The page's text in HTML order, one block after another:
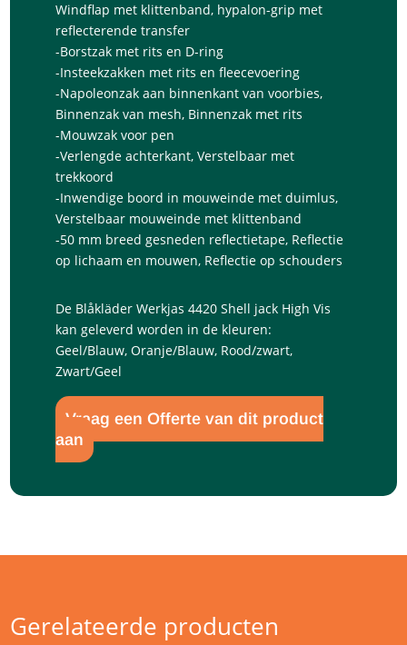
Windflap met klittenband, hypalon-grip met
reflecterende transfer
-Borstzak met rits en D-ring
-Insteekzakken met rits en fleecevoering
-Napoleonzak aan binnenkant van voorbies,
Binnenzak van mesh, Binnenzak met rits
-Mouwzak voor pen
-Verlengde achterkant, Verstelbaar met
trekkoord
-Inwendige boord in mouweinde met duimlus,
Verstelbaar mouweinde met klittenband
-50 mm breed gesneden reflectietape, Reflectie
op lichaam en mouwen, Reflectie op schouders
De Blåkläder Werkjas 4420 Shell jack High Vis
kan geleverd worden in de kleuren:
Geel/Blauw, Oranje/Blauw, Rood/zwart,
Zwart/Geel
Vraag een Offerte van dit product
aan
Gerelateerde producten